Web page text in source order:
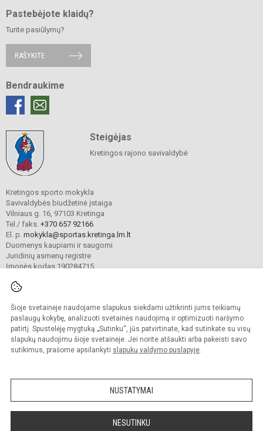
Šioje svetainėje naudojame slapukus siekdami užtikrinti jums teikiamų
paslaugų kokybę, analizuoti svetainės naudojimą ir optimizuoti naršymo
patirtį. Spustelėję mygtuką „Sutinku“, jūs patvirtinate, kad sutinkate su visų
slapukų naudojimu šioje svetainėje. Jei norite atšaukti arba pakeisti savo
sutikimus, prašome apsilankyti slapukų valdymo puslapyje.
NUSTATYMAI
NESUTINKU
Pastebėjote klaidų?
Turite pasiūlymų?
RAŠYKITE
Bendraukime
Steigėjas
Kretingos rajono savivaldybė
Kretingos sporto mokykla
Savivaldybės biudžetinė įstaiga
Vilniaus g. 16, 97103 Kretinga
Tel./ faks. +370 657 92166
El. p. mokykla@sportas.kretinga.lm.lt
Duomenys kaupiami ir saugomi
Juridinių asmenų registre
Įmonės kodas 190284715
© 2021. Kretingos sporto mokykla. Visos teisės saugomos.
Kopijuoti turinį be raštiško gimnazijos sutikimo griežtai draudžiama.
Prieinamumo paraiška Slapukų valdymas
Sumanus būdas atnaujinti